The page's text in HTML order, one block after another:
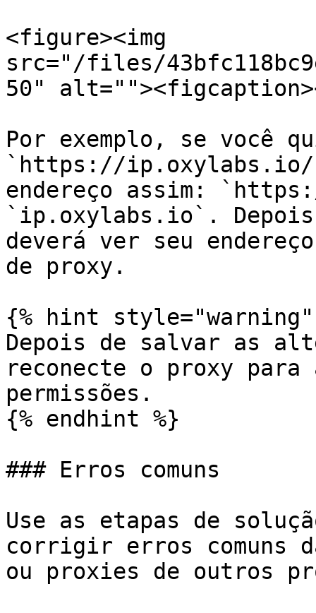
<figure><img
src="/files/
50"
Por exemplo, se você
`https://
endereço assim:
`ip.oxylabs.io`.
deverá ver seu
de proxy.
{% hint style="warning"
Depois de salvar as
reconecte o proxy
permissões.
{% endhint %}
### Erros comuns
Use as etapas de
corrigir erros comuns
ou proxies de outros